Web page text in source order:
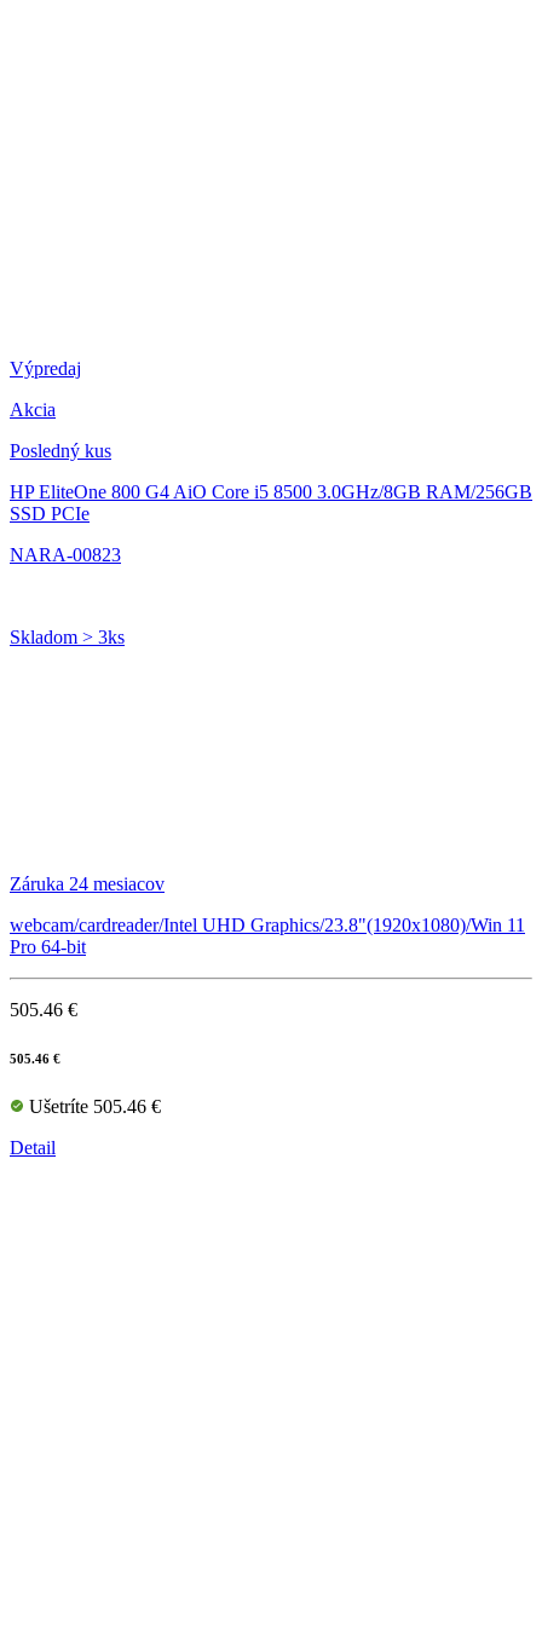
Výpredaj
Akcia
Posledný kus
HP EliteOne 800 G4 AiO Core i5 8500 3.0GHz/8GB RAM/256GB
SSD PCIe
NARA-00823
Skladom > 3ks
Záruka 24 mesiacov
webcam/cardreader/Intel UHD Graphics/23.8"(1920x1080)/Win 11
Pro 64-bit
505.46 €
505.46 €
Ušetríte 505.46 €
Detail